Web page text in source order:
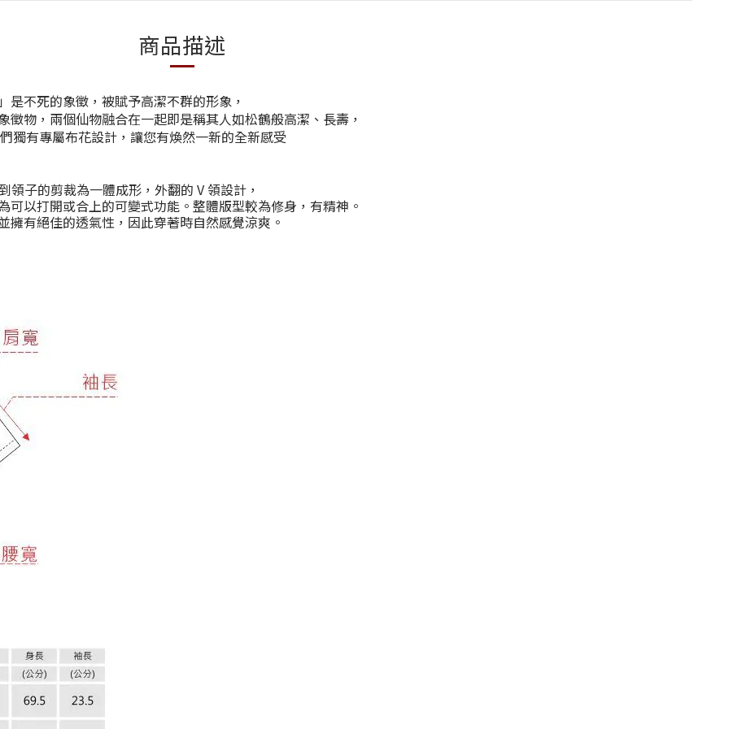
商品描述
不死的象徵，被賦予高潔不群的形象，
物，兩個仙物融合在一起即是稱其人如松鶴般高潔、長壽，
獨有專屬布花設計，讓您有煥然一新的全新感受
領子的剪裁為一體成形，外翻的 V領設計，
以打開或合上的可變式功能。整體版型較為修身，有精神。
有絕佳的透氣性，因此穿著時自然感覺涼爽。